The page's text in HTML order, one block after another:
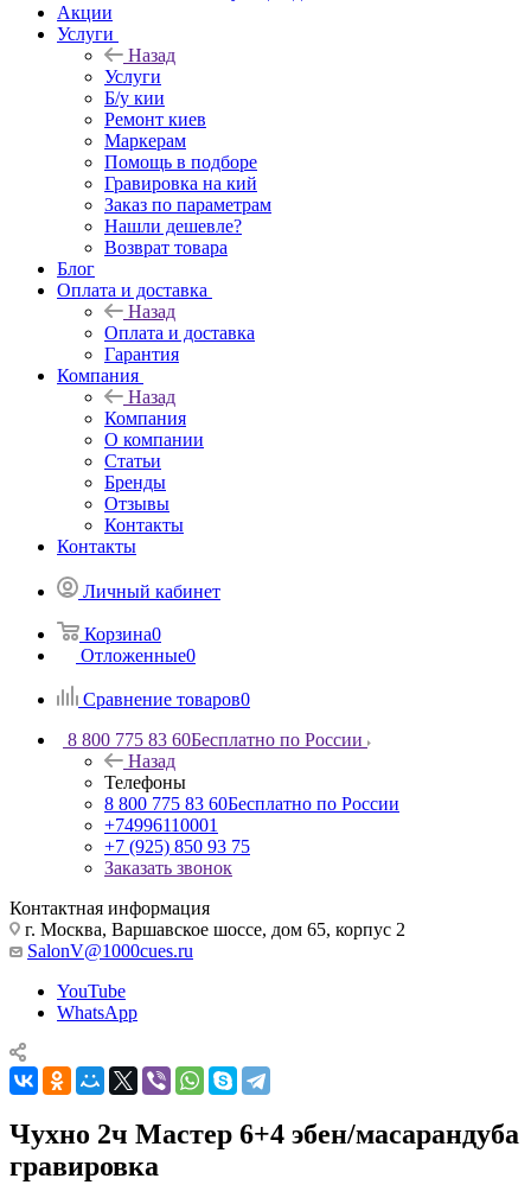
Акции
Услуги
Назад
Услуги
Б/у кии
Ремонт киев
Маркерам
Помощь в подборе
Гравировка на кий
Заказ по параметрам
Нашли дешевле?
Возврат товара
Блог
Оплата и доставка
Назад
Оплата и доставка
Гарантия
Компания
Назад
Компания
О компании
Статьи
Бренды
Отзывы
Контакты
Контакты
Личный кабинет
Корзина0
Отложенные0
Сравнение товаров0
8 800 775 83 60Бесплатно по России
Назад
Телефоны
8 800 775 83 60Бесплатно по России
+74996110001
+7 (925) 850 93 75
Заказать звонок
Контактная информация
г. Москва, Варшавское шоссе, дом 65, корпус 2
SalonV@1000cues.ru
YouTube
WhatsApp
Чухно 2ч Мастер 6+4 эбен/масарандуба
гравировка